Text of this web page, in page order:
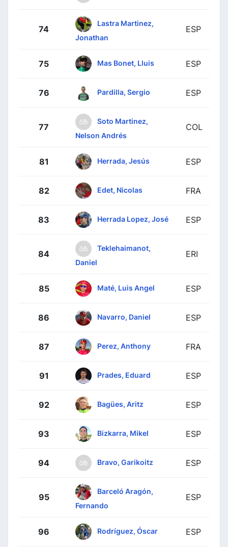
74
Lastra Martinez,
Jonathan
ESP
75 Mas Bonet, Lluis ESP
76 Pardilla, Sergio ESP
77
Soto Martinez,
Nelson Andrés
COL
81 Herrada, Jesús ESP
82 Edet, Nicolas FRA
83 Herrada Lopez, José ESP
84
Teklehaimanot,
Daniel
ERI
85 Maté, Luis Angel ESP
86 Navarro, Daniel ESP
87 Perez, Anthony FRA
91 Prades, Eduard ESP
92 Bagües, Aritz ESP
93 Bizkarra, Mikel ESP
94 Bravo, Garikoitz ESP
95
Barceló Aragón,
Fernando
ESP
96 Rodríguez, Óscar ESP